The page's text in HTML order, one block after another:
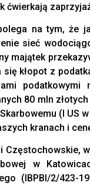
ćwierkają
na tym, że
sieć
majątek
się kłopot z
podatkowymi
80 mln
(I US
kranach i
Częstochowskie,
w
(IBPBI/2/423-